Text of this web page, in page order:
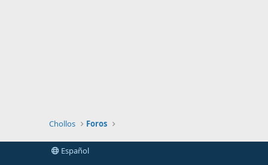
Chollos Foros
Español